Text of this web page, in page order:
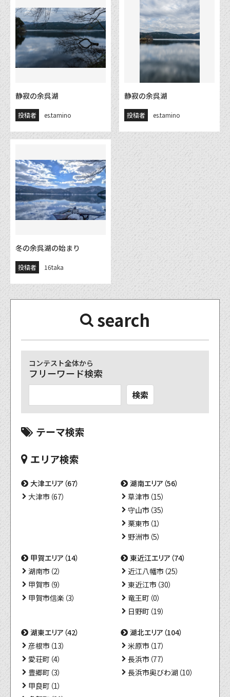
静寂の余呉湖
投稿者 es.tamino
静寂の余呉湖
投稿者 es.tamino
冬の余呉湖の始まり
投稿者 16taka
search
コンテスト全体から
フリーワード検索
検索
テーマ検索
エリア検索
大津エリア（67）
大津市（67）
湖南エリア（56）
草津市（15）
守山市（35）
栗東市（1）
野洲市（5）
甲賀エリア（14）
湖南市（2）
甲賀市（9）
甲賀市信楽（3）
東近江エリア（74）
近江八幡市（25）
東近江市（30）
竜王町（0）
日野町（19）
湖東エリア（42）
彦根市（13）
愛荘町（4）
豊郷町（3）
甲良町（1）
湖北エリア（104）
米原市（17）
長浜市（77）
長浜市奥びわ湖（10）